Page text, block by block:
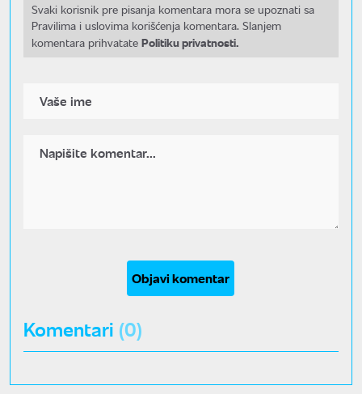
Svaki korisnik pre pisanja komentara mora se upoznati sa
Pravilima i uslovima korišćenja komentara. Slanjem
komentara prihvatate Politiku privatnosti.
Objavi komentar
Komentari (0)